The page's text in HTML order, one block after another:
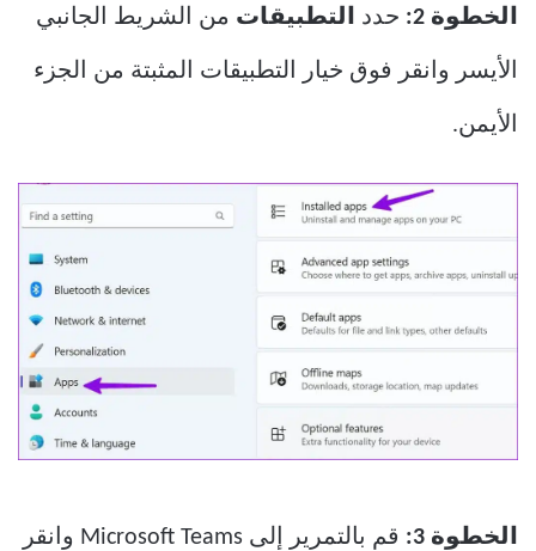
الخطوة 2: حدد التطبيقات من الشريط الجانبي
الأيسر وانقر فوق خيار التطبيقات المثبتة من الجزء
الأيمن.
الخطوة 3: قم بالتمرير إلى Microsoft Teams وانقر